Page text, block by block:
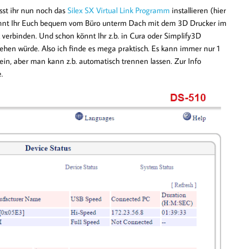
ihr nun noch das Silex SX Virtual Link Programm installieren (hier
Ihr Euch bequem vom Büro unterm Dach mit dem 3D Drucker im
Und schon könnt Ihr z.b. in Cura oder Simplify3D
würde. Also ich finde es mega praktisch. Es kann immer nur 1
aber man kann z.b. automatisch trennen lassen. Zur Info